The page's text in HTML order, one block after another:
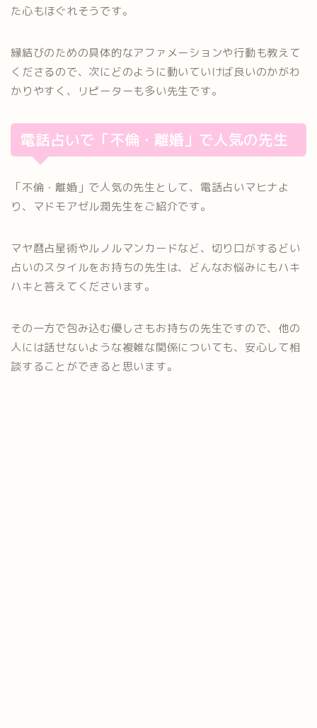
た心もほぐれそうです。
縁結びのための具体的なアファメーションや行動も教えて
くださるので、次にどのように動いていけば良いのかがわ
かりやすく、リピーターも多い先生です。
電話占いで「不倫・離婚」で人気の先生
「不倫・離婚」で人気の先生として、電話占いマヒナよ
り、マドモアゼル潤先生をご紹介です。
マヤ暦占星術やルノルマンカードなど、切り口がするどい
占いのスタイルをお持ちの先生は、どんなお悩みにもハキ
ハキと答えてくださいます。
その一方で包み込む優しさもお持ちの先生ですので、他の
人には話せないような複雑な関係についても、安心して相
談することができると思います。